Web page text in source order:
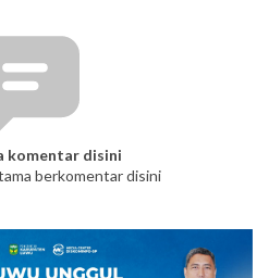
komentar disini
berkomentar disini